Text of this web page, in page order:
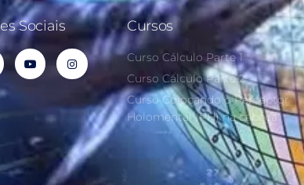
Sociais Cursos
Curso Cálculo Parte 1
Curso Cálculo Parte 2
Curso Colocando o Perceptor
Holomental (PH) na cabeça